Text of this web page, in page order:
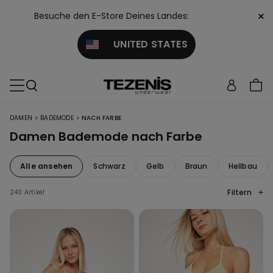
Besuche den E-Store Deines Landes:
UNITED STATES
×
DAMEN > BADEMODE > NACH FARBE
Damen Bademode nach Farbe
Alle ansehen Schwarz Gelb Braun Hellbau
240 Artikel Filtern